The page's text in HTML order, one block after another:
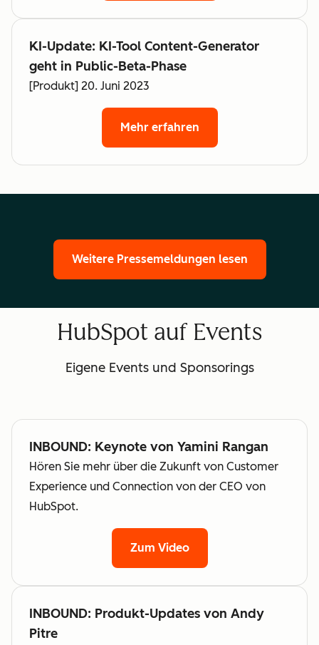
KI-Update: KI-Tool Content-Generator
geht in Public-Beta-Phase
[Produkt] 20. Juni 2023
Mehr erfahren
Weitere Pressemeldungen lesen
HubSpot auf Events
Eigene Events und Sponsorings
INBOUND: Keynote von Yamini Rangan
Hören Sie mehr über die Zukunft von Customer
Experience und Connection von der CEO von
HubSpot.
Zum Video
INBOUND: Produkt-Updates von Andy
Pitre